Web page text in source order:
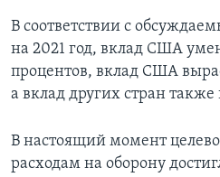
В соответствии с
на 2021 год, вклад США
процентов, вклад США
а вклад других стран также
В настоящий момент
расходам на оборону